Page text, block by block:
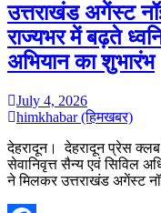
उत्तराखंड अगेंस्ट
राज्यभर में बढ़ते
अभियान का शुभारंभ
July 4, 2026
himkhabar (हिमखबर)
देहरादून। देहरादून प्रेस क्लब
सेवानिवृत्त सैन्य एवं सिविल
ने मिलकर उत्तराखंड अगेंस्ट